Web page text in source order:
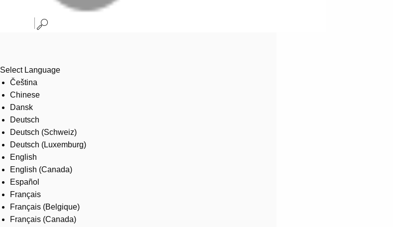
Select Language
Čeština
Chinese
Dansk
Deutsch
Deutsch (Schweiz)
Deutsch (Luxemburg)
English
English (Canada)
Español
Français
Français (Belgique)
Français (Canada)